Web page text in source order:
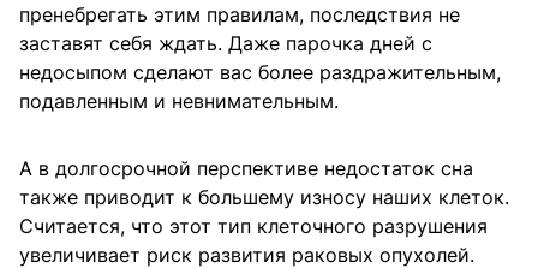
пренебрегать этим правилам, последствия не
заставят себя ждать. Даже парочка дней с
недосыпом сделают вас более раздражительным,
подавленным и невнимательным.
А в долгосрочной перспективе недостаток сна
также приводит к большему износу наших клеток.
Считается, что этот тип клеточного разрушения
увеличивает риск развития раковых опухолей.